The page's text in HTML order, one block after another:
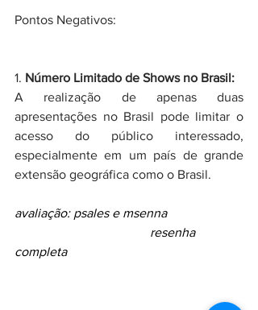
Pontos Negativos:
1. Número Limitado de Shows no Brasil:
A realização de apenas duas
apresentações no Brasil pode limitar o
acesso do público interessado,
especialmente em um país de grande
extensão geográfica como o Brasil.
avaliação: psales e msenna
                                          resenha
completa